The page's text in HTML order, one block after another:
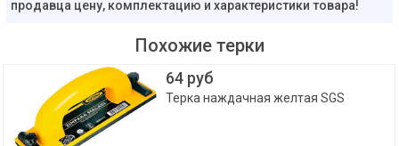
продавца цену, комплектацию и характеристики товара!
Похожие терки
64 руб
Терка наждачная желтая SGS